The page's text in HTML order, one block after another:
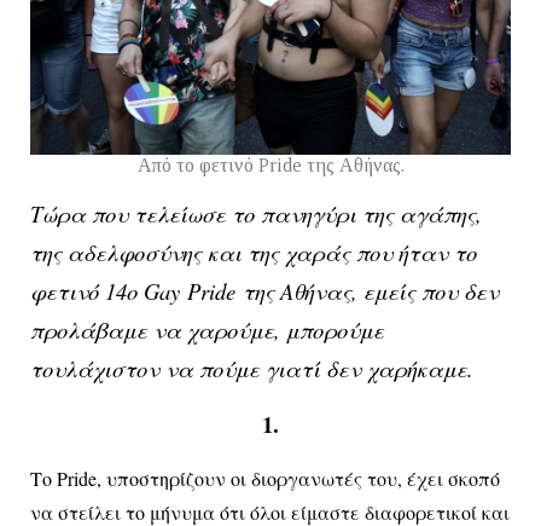
Από το φετινό Pride της Αθήνας.
Τώρα που τελείωσε το πανηγύρι της αγάπης,
της αδελφοσύνης και της χαράς που ήταν το
φετινό 14ο Gay Pride της Αθήνας, εμείς που δεν
προλάβαμε να χαρούμε, μπορούμε
τουλάχιστον να πούμε γιατί δεν χαρήκαμε.
1.
Το Pride, υποστηρίζουν οι διοργανωτές του, έχει σκοπό
να στείλει το μήνυμα ότι όλοι είμαστε διαφορετικοί και